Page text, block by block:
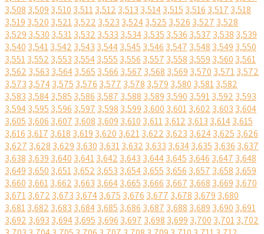
3,508 3,509 3,510 3,5113,512 3,513 3,5143,515 3,516 3,517 3,518
3,519 3,520 3,5213,522 3,523 3,5243,525 3,526 3,527 3,528
3,529 3,530 3,5313,532 3,533 3,5343,535 3,536 3,537 3,538 3,539
3,540 3,5413,542 3,543 3,5443,545 3,546 3,547 3,548 3,549 3,550
3,5513,552 3,553 3,5543,555 3,556 3,557 3,558 3,559 3,560 3,561
3,562 3,563 3,5643,565 3,566 3,567 3,568 3,569 3,570 3,5713,572
3,573 3,5743,575 3,576 3,577 3,578 3,579 3,580 3,5813,582
3,583 3,5843,585 3,586 3,587 3,588 3,589 3,590 3,5913,592 3,593
3,5943,595 3,596 3,597 3,598 3,599 3,600 3,6013,602 3,603 3,604
3,605 3,606 3,607 3,608 3,609 3,610 3,6113,612 3,613 3,6143,615
3,616 3,617 3,618 3,619 3,620 3,6213,622 3,623 3,6243,625 3,626
3,627 3,628 3,629 3,630 3,6313,632 3,633 3,6343,635 3,636 3,637
3,638 3,639 3,640 3,6413,642 3,643 3,6443,645 3,646 3,647 3,648
3,649 3,650 3,6513,652 3,653 3,6543,655 3,656 3,657 3,658 3,659
3,660 3,6613,662 3,663 3,6643,665 3,666 3,667 3,668 3,669 3,670
3,6713,672 3,673 3,6743,675 3,676 3,677 3,678 3,679 3,680
3,6813,682 3,683 3,6843,685 3,686 3,687 3,688 3,689 3,690 3,691
3,692 3,693 3,6943,695 3,696 3,697 3,698 3,699 3,700 3,7013,702